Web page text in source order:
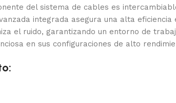
del sistema de cables es
integrada asegura una alta
el ruido, garantizando un entorno de
en sus configuraciones de alto